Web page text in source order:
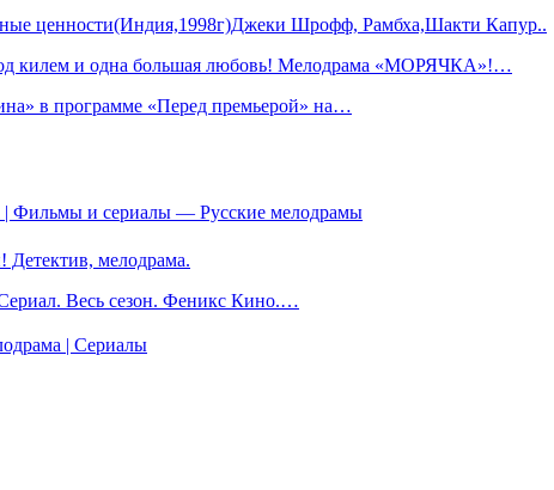
ценности(Индия,1998г)Джеки Шрофф, Рамбха,Шакти Капур..
килем и одна большая любовь! Мелодрама «МОРЯЧКА»!…
в программе «Перед премьерой» на…
Фильмы и сериалы — Русские мелодрамы
мелодрама.
Весь сезон. Феникс Кино.…
| Сериалы